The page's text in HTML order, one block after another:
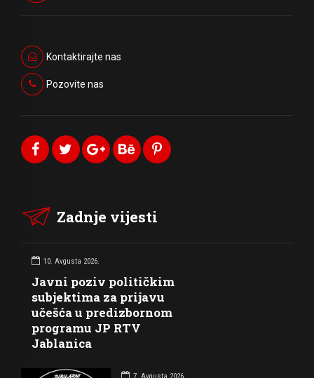
Kontaktirajte nas
Pozovite nas
Zadnje vijesti
10. Avgusta 2026.
Javni poziv političkim
subjektima za prijavu
učešća u predizbornom
programu JP RTV
Jablanica
7. Avgusta 2026.